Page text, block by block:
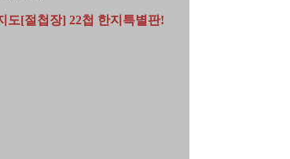
도[절첩장] 22첩 한지특별판!